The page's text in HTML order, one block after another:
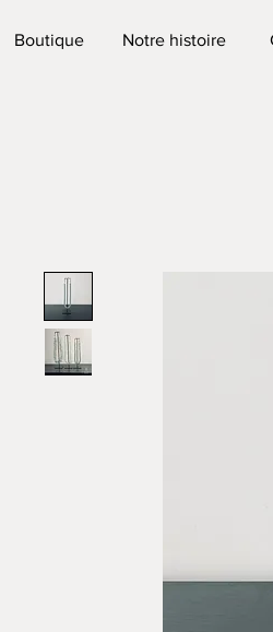
Boutique Notre histoire